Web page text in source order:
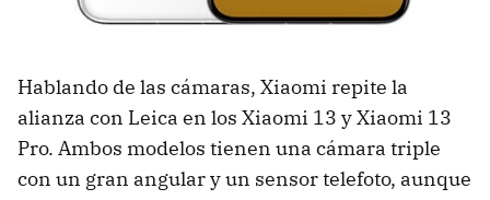
Hablando de las cámaras, Xiaomi repite la
alianza con Leica en los Xiaomi 13 y Xiaomi 13
Pro. Ambos modelos tienen una cámara triple
con un gran angular y un sensor telefoto, aunque